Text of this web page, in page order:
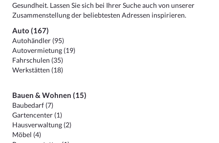
Gesundheit. Lassen Sie sich bei Ihrer Suche auch von unserer
Zusammenstellung der beliebtesten Adressen inspirieren.
Auto (167)
Autohändler (95)
Autovermietung (19)
Fahrschulen (35)
Werkstätten (18)
Bauen & Wohnen (15)
Baubedarf (7)
Gartencenter (1)
Hausverwaltung (2)
Möbel (4)